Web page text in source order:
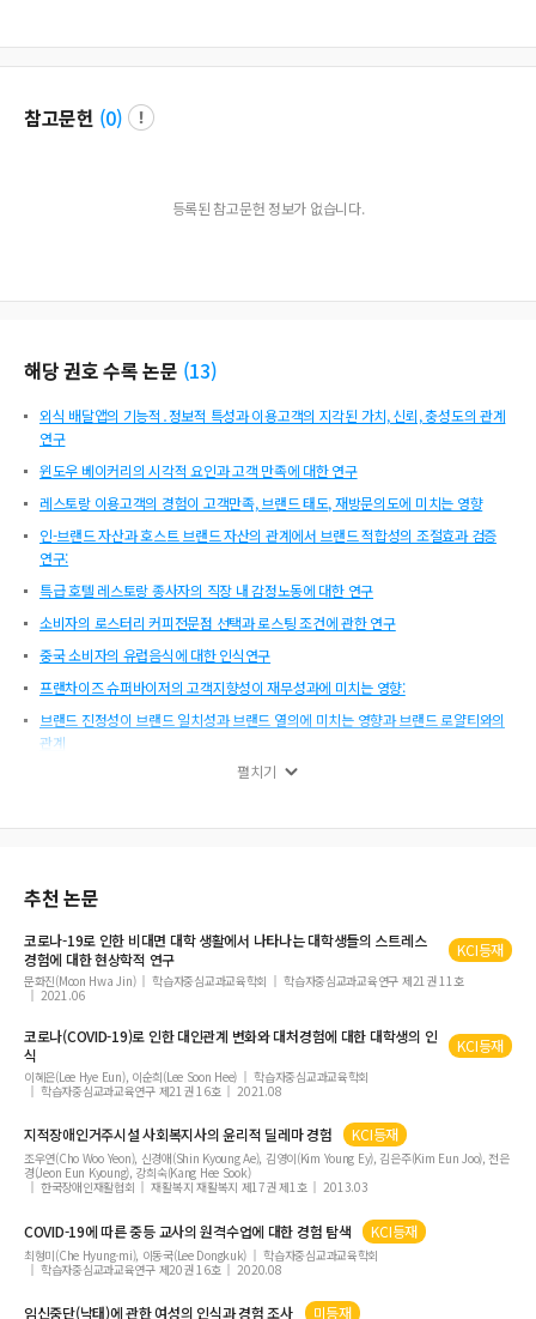
참고문헌 (0)
등록된 참고문헌 정보가 없습니다.
해당 권호 수록 논문 (13)
외식 배달앱의 기능적․정보적 특성과 이용고객의 지각된 가치, 신뢰, 충성도의 관계
연구
윈도우 베이커리의 시각적 요인과 고객 만족에 대한 연구
레스토랑 이용고객의 경험이 고객만족, 브랜드 태도, 재방문의도에 미치는 영향
인-브랜드 자산과 호스트 브랜드 자산의 관계에서 브랜드 적합성의 조절효과 검증
연구:
특급 호텔 레스토랑 종사자의 직장 내 감정노동에 대한 연구
소비자의 로스터리 커피전문점 선택과 로스팅 조건에 관한 연구
중국 소비자의 유럽음식에 대한 인식연구
프랜차이즈 슈퍼바이저의 고객지향성이 재무성과에 미치는 영향:
브랜드 진정성이 브랜드 일치성과 브랜드 열의에 미치는 영향과 브랜드 로얄티와의
관계
식생활 라이프스타일에 따른 한식당의 Take-Out Food 선택속성과 이용행태에 관
천연발효빵 선택속성이 고객만족 및 재구매의도에 미치는 영향 연구
커피전문점의 경험가치, 브랜드이미지, 감정반응 및 브랜드애호도 간의 구조관계 분
펼치기
추천 논문
코로나-19로 인한 비대면 대학 생활에서 나타나는 대학생들의 스트레스
경험에 대한 현상학적 연구
KCI등재
문화진(Moon Hwa Jin) 학습자중심교과교육학회
학습자중심교과교육연구 제21권 11호
2021.06
코로나(COVID-19)로 인한 대인관계 변화와 대처경험에 대한 대학생의 인
식
KCI등재
이혜은(Lee Hye Eun), 이순희(Lee Soon Hee)
학습자중심교과교육학회
학습자중심교과교육연구 제21권 16호
2021.08
지적장애인거주시설 사회복지사의 윤리적 딜레마 경험 KCI등재
조우연(Cho Woo Yeon), 신경애(Shin Kyoung Ae), 김영이(Kim Young Ey), 김은주(Kim Eun Joo), 전은
경(Jeon Eun Kyoung), 강희숙(Kang Hee Sook)
한국장애인재활협회
재활복지 재활복지 제17권 제1호 2013.03
COVID-19에 따른 중등 교사의 원격수업에 대한 경험 탐색 KCI등재
최형미(Che Hyung-mi), 이동국(Lee Dongkuk)
학습자중심교과교육학회
학습자중심교과교육연구 제20권 16호
2020.08
임신중단(낙태)에 관한 여성의 인식과 경험 조사 미등재